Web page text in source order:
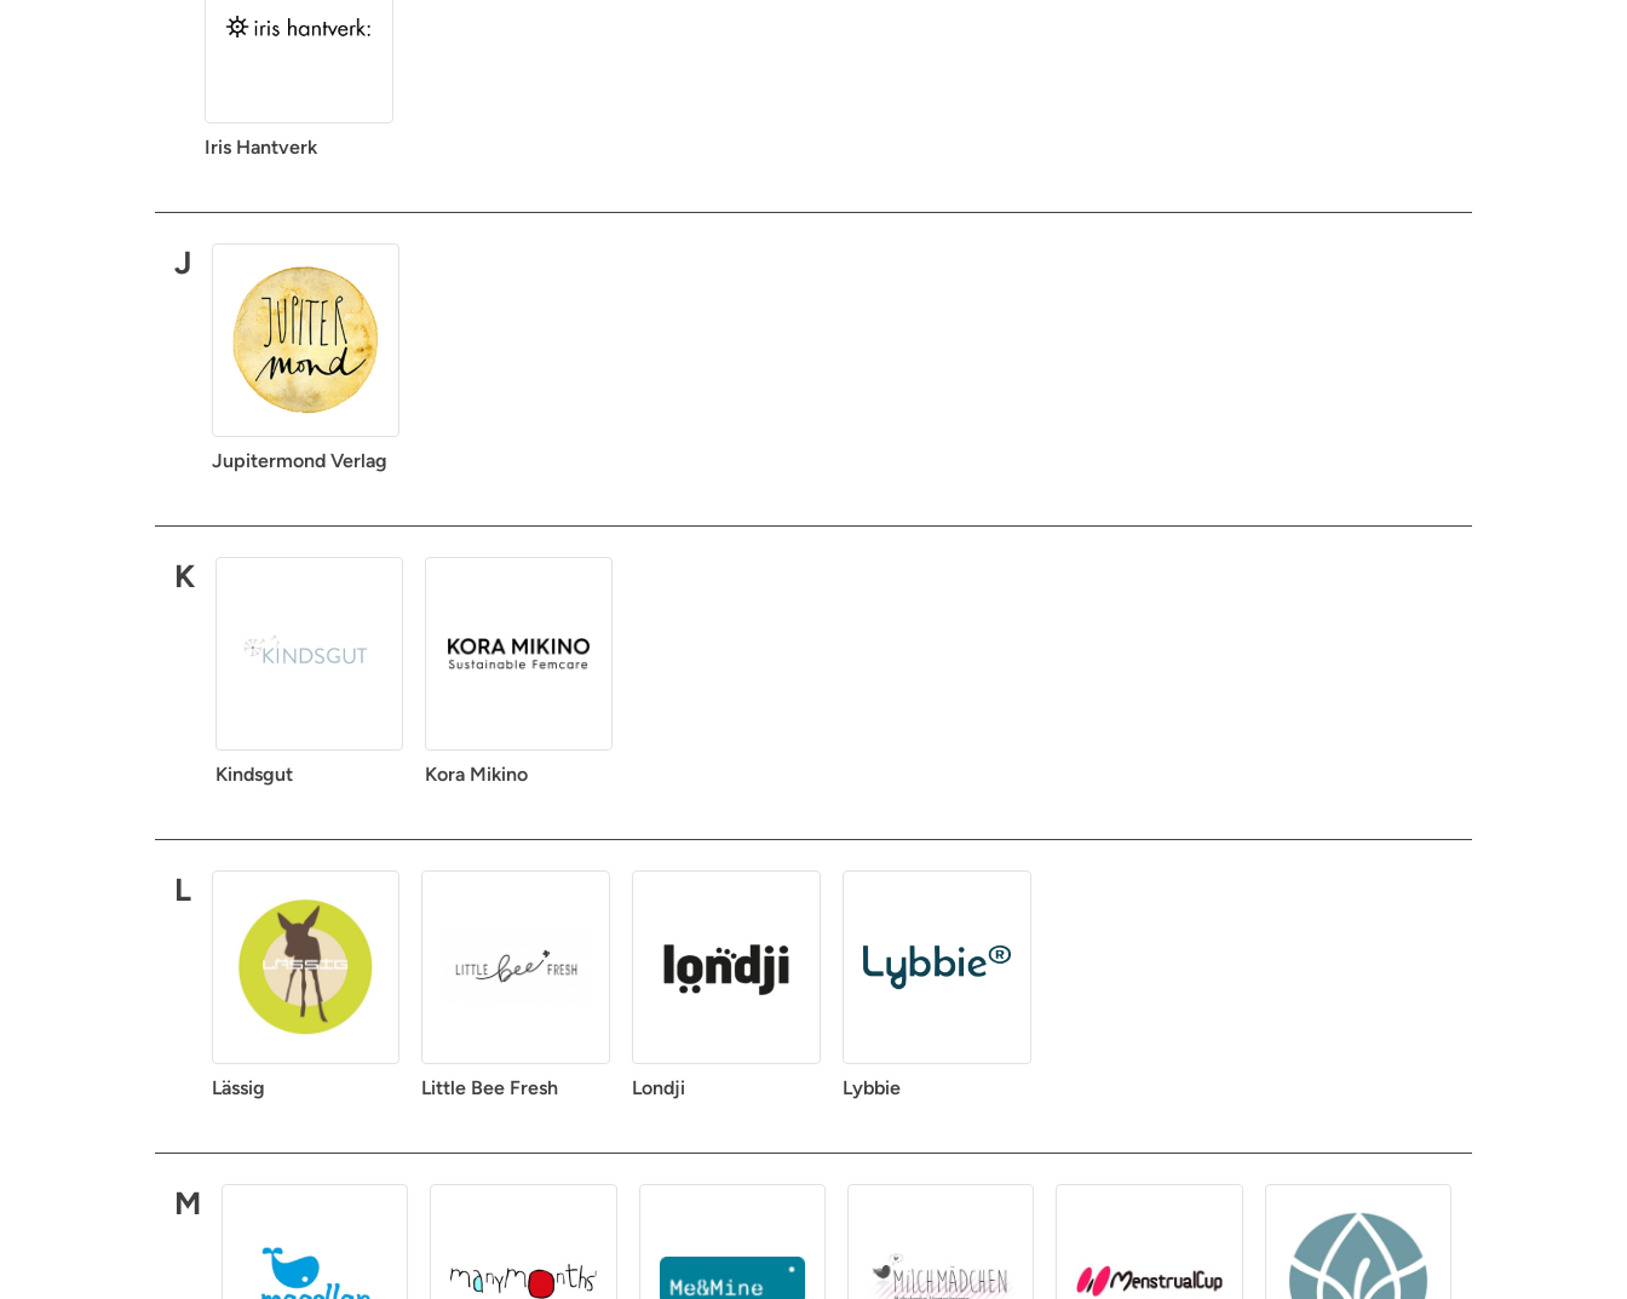
Iris Hantverk
J
Jupitermond Verlag
K
Kindsgut Kora Mikino
L
Lässig Little Bee Fresh Londji Lybbie
M